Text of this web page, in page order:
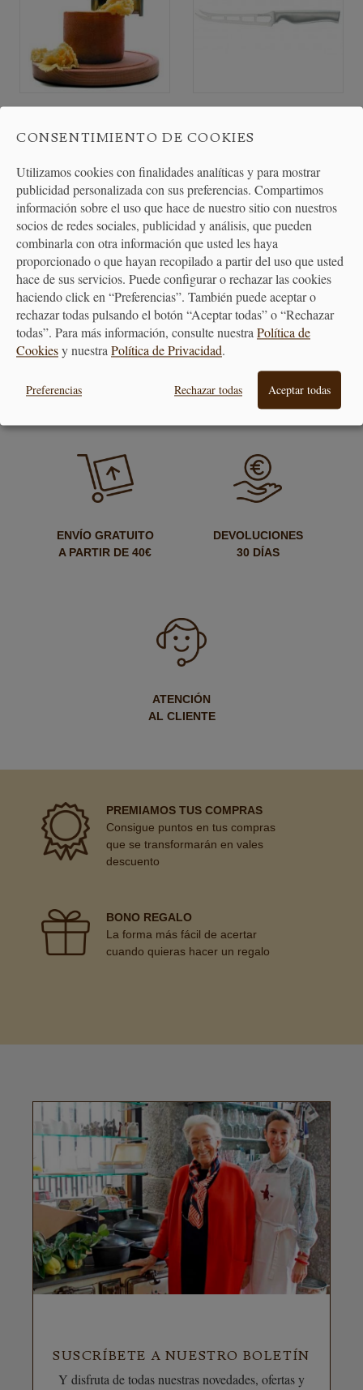
Moine y Quesos...
37,85 € 21,85 €
SEGURO
ENTREGA
24/48H
ENVÍO GRATUITO
A PARTIR DE 40€
DEVOLUCIONES
30 DÍAS
ATENCIÓN
AL CLIENTE
PREMIAMOS TUS COMPRAS
Consigue puntos en tus compras
que se transformarán en vales
descuento
BONO REGALO
La forma más fácil de acertar
cuando quieras hacer un regalo
SUSCRÍBETE A NUESTRO BOLETÍN
Y disfruta de todas nuestras novedades, ofertas y
CONSENTIMIENTO DE COOKIES
Utilizamos cookies con finalidades analíticas y para mostrar
publicidad personalizada con sus preferencias. Compartimos
información sobre el uso que hace de nuestro sitio con nuestros
socios de redes sociales, publicidad y análisis, que pueden
combinarla con otra información que usted les haya
proporcionado o que hayan recopilado a partir del uso que usted
hace de sus servicios. Puede configurar o rechazar las cookies
haciendo click en “Preferencias”. También puede aceptar o
rechazar todas pulsando el botón “Aceptar todas” o “Rechazar
todas”. Para más información, consulte nuestra Política de
Cookiesy nuestra Política de Privacidad.
Preferencias Rechazar todas Aceptar todas